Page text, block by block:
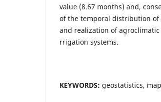
value (8.67 months) and,
of the temporal distribution
and realization of
rrigation systems.
KEYWORDS: geostatistics,